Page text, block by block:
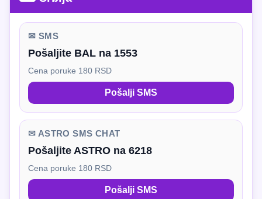
✉ SMS
Pošaljite BAL na 1553
Cena poruke 180 RSD
Pošalji SMS
✉ ASTRO SMS CHAT
Pošaljite ASTRO na 6218
Cena poruke 180 RSD
Pošalji SMS